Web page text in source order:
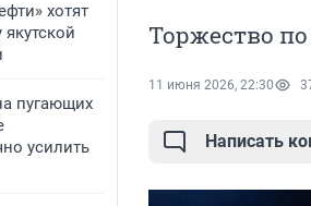
хотят
пугающих
усилить
Торжество
11 июня 2026, 22:30
Написать